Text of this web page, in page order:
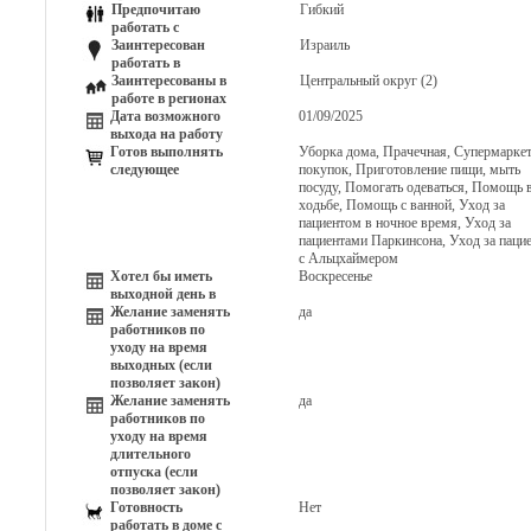
Предпочитаю
работать с
Гибкий
Заинтересован
работать в
Израиль
Заинтересованы в
работе в регионах
Центральный округ (2)
Дата возможного
выхода на работу
01/09/2025
Готов выполнять
следующее
Уборка дома, Прачечная, Супермаркет
покупок, Приготовление пищи, мыть
посуду, Помогать одеваться, Помощь
ходьбе, Помощь с ванной, Уход за
пациентом в ночное время, Уход за
пациентами Паркинсона, Уход за
с Альцхаймером
Хотел бы иметь
выходной день в
Воскресенье
Желание заменять
работников по
уходу на время
выходных (если
позволяет закон)
да
Желание заменять
работников по
уходу на время
длительного
отпуска (если
позволяет закон)
да
Готовность
работать в доме с
Нет